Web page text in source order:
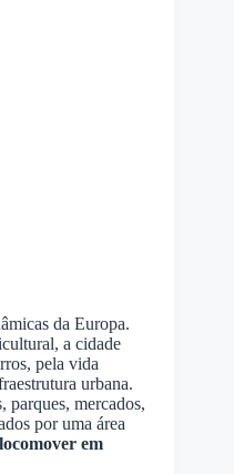
da Europa.
a cidade
pela vida
urbana.
parques, mercados,
por uma área
em